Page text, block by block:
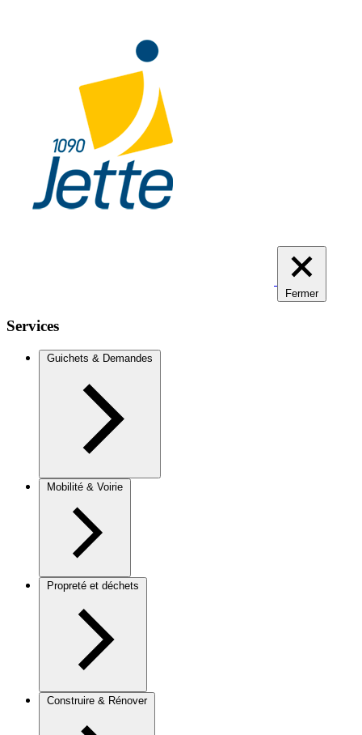
Fermer
Services
Guichets & Demandes
Mobilité & Voirie
Propreté et déchets
Construire & Rénover